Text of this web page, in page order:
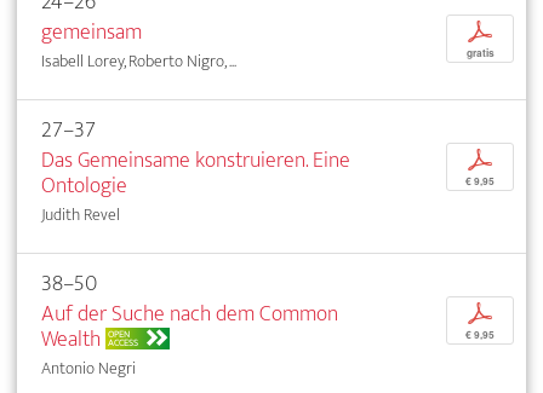
gemeinsam
Isabell Lorey, Roberto Nigro, ...
p
gratis
27–37
Das Gemeinsame konstruieren. Eine
Ontologie
Judith Revel
p
€ 9,95
38–50
Auf der Suche nach dem Common
Wealth OPEN
ACCESS
Antonio Negri
p
€ 9,95